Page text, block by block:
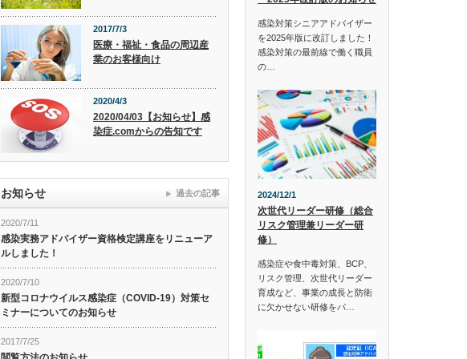
2017/7/3
医療・福祉・食品の周辺産
業のお客様向け
2020/4/3
2020/04/03【お知らせ】感
染症.comからの告知です
お知らせ
2020/7/11
感染実務アドバイザー資格検定講座をリニューア
ルしました！
2020/7/10
新型コロナウイルス感染症（COVID-19）対策セ
ミナーについてのお知らせ
2017/7/25
過去の記事
感染対策シニアアドバイザー
を2025年版に改訂しました！
感染対策の最前線で働く職員
の…
2024/12/1
次世代リーダー研修（総合
リスク管理兼リーダー研
修）
感染症や食中毒対策、BCP、
リスク管理、次世代リーダー
育成など、事業の成長と防衛
に欠かせない研修をパ…